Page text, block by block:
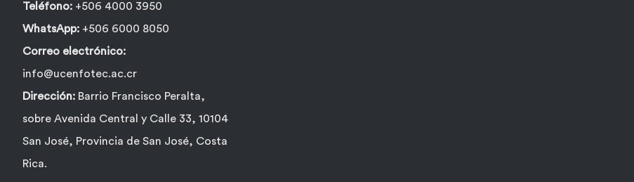
Teléfono: +506 4000 3950
WhatsApp: +506 6000 8050
Correo electrónico:
info@ucenfotec.ac.cr
Dirección: Barrio Francisco Peralta,
sobre Avenida Central y Calle 33, 10104
San José, Provincia de San José, Costa
Rica.